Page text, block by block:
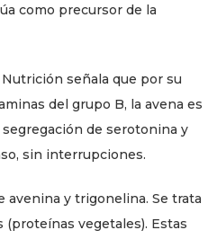
como precursor de la
señala que por su
del grupo B, la avena es
de serotonina y
sin interrupciones.
avenina y trigonelina. Se trata
vegetales). Estas